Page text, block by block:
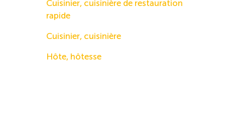
Cuisinier, cuisinière de restauration
rapide
Cuisinier, cuisinière
Hôte, hôtesse